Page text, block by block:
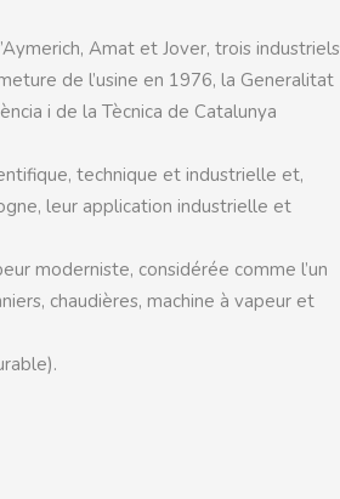
Amat et Jover, trois industriels
de l’usine en 1976, la Generalitat
i de la Tècnica de Catalunya
technique et industrielle et,
leur application industrielle et
moderniste, considérée comme l’un
chaudières, machine à vapeur et